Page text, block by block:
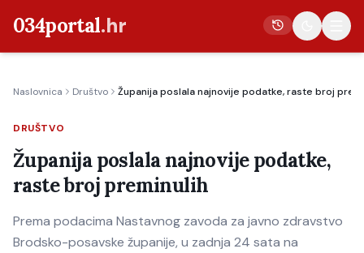
034portal.hr
Crna kronika
Poljoprivreda
Politika
Gospodarstvo
Naslovnica Društvo Županija poslala najnovije podatke, raste broj
DRUŠTVO
Županija poslala najnovije podatke,
raste broj preminulih
Prema podacima Nastavnog zavoda za javno zdravstvo
Brodsko-posavske županije, u zadnja 24 sata na